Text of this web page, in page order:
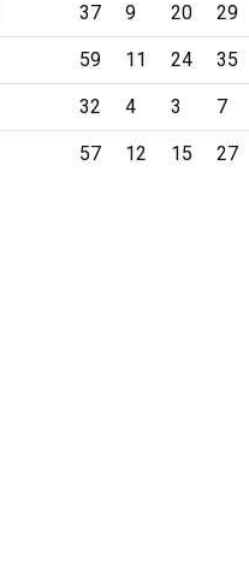
37 9 20 29
59 11 24 35
32 4 3 7
57 12 15 27